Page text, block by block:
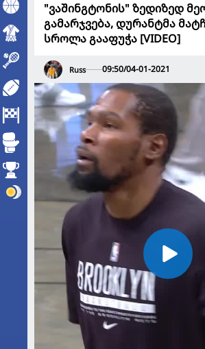
"ვაშინგტონის" ზედიზედ
გამარჯვება, დურანტმა
სროლა გააფუჭა [VIDEO]
Russ 09:50/04-01-2021